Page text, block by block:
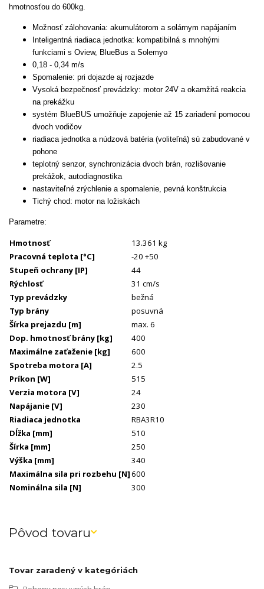
hmotnosťou do 600kg.
Možnosť zálohovania: akumulátorom a solárnym napájaním
Inteligentná riadiaca jednotka: kompatibilná s mnohými
funkciami s Oview, BlueBus a Solemyo
0,18 - 0,34 m/s
Spomalenie: pri dojazde aj rozjazde
Vysoká bezpečnosť prevádzky: motor 24V a okamžitá reakcia
na prekážku
systém BlueBUS umožňuje zapojenie až 15 zariadení pomocou
dvoch vodičov
riadiaca jednotka a núdzová batéria (voliteľná) sú zabudované v
pohone
teplotný senzor, synchronizácia dvoch brán, rozlišovanie
prekážok, autodiagnostika
nastaviteľné zrýchlenie a spomalenie, pevná konštrukcia
Tichý chod: motor na ložiskách
Parametre:
Hmotnosť
13.361 kg
Pracovná teplota [°C]
-20 +50
Stupeň ochrany [IP]
44
Rýchlosť
31 cm/s
Typ prevádzky
bežná
Typ brány
posuvná
Šírka prejazdu [m]
max. 6
Dop. hmotnosť brány [kg]
400
Maximálne zaťaženie [kg]
600
Spotreba motora [A]
2.5
Príkon [W]
515
Verzia motora [V]
24
Napájanie [V]
230
Riadiaca jednotka
RBA3R10
Dĺžka [mm]
510
Šírka [mm]
250
Výška [mm]
340
Maximálna sila pri rozbehu [N]600
Nominálna sila [N] 300
Pôvod tovaru
Tovar zaradený v kategóriách